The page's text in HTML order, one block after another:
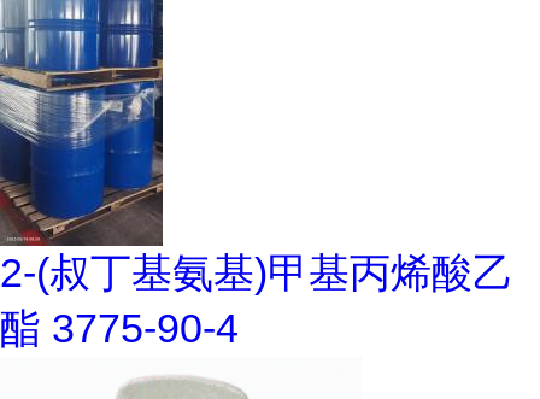
2-(叔丁基氨基)甲基丙烯酸乙
酯 3775-90-4